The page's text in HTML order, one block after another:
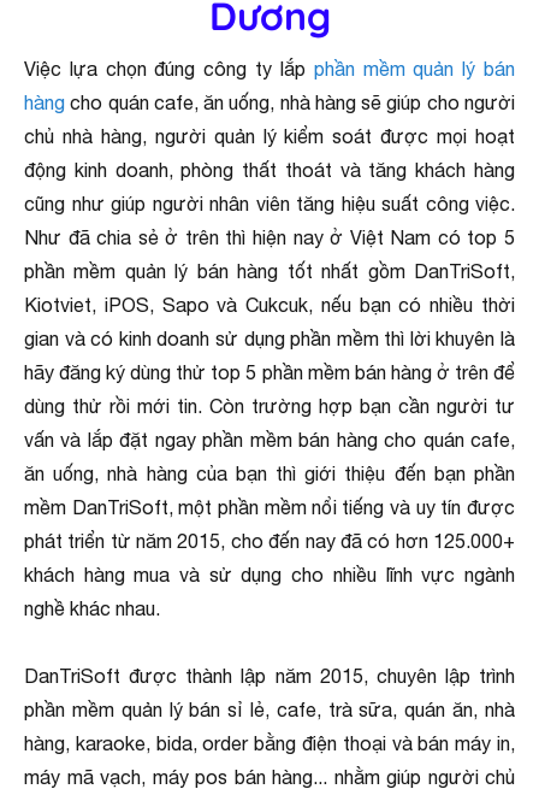
Dương
Việc lựa chọn đúng công ty lắp phần mềm quản lý bán
hàng cho quán cafe, ăn uống, nhà hàng sẽ giúp cho người
chủ nhà hàng, người quản lý kiểm soát được mọi hoạt
động kinh doanh, phòng thất thoát và tăng khách hàng
cũng như giúp người nhân viên tăng hiệu suất công việc.
Như đã chia sẻ ở trên thì hiện nay ở Việt Nam có top 5
phần mềm quản lý bán hàng tốt nhất gồm DanTriSoft,
Kiotviet, iPOS, Sapo và Cukcuk, nếu bạn có nhiều thời
gian và có kinh doanh sử dụng phần mềm thì lời khuyên là
hãy đăng ký dùng thử top 5 phần mềm bán hàng ở trên để
dùng thử rồi mới tin. Còn trường hợp bạn cần người tư
vấn và lắp đặt ngay phần mềm bán hàng cho quán cafe,
ăn uống, nhà hàng của bạn thì giới thiệu đến bạn phần
mềm DanTriSoft, một phần mềm nổi tiếng và uy tín được
phát triển từ năm 2015, cho đến nay đã có hơn 125.000+
khách hàng mua và sử dụng cho nhiều lĩnh vực ngành
nghề khác nhau.
DanTriSoft được thành lập năm 2015, chuyên lập trình
phần mềm quản lý bán sỉ lẻ, cafe, trà sữa, quán ăn, nhà
hàng, karaoke, bida, order bằng điện thoại và bán máy in,
máy mã vạch, máy pos bán hàng... nhằm giúp người chủ